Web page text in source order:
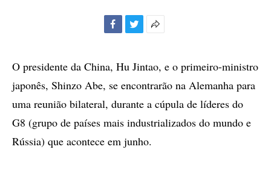
compartilhamento
O presidente da China, Hu Jintao, e o primeiro-ministro
japonês, Shinzo Abe, se encontrarão na Alemanha para
uma reunião bilateral, durante a cúpula de líderes do
G8 (grupo de países mais industrializados do mundo e
Rússia) que acontece em junho.